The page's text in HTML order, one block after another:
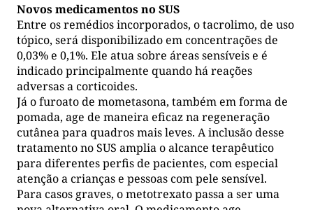
Novos medicamentos no SUS
Entre os remédios incorporados, o tacrolimo, de uso
tópico, será disponibilizado em concentrações de
0,03% e 0,1%. Ele atua sobre áreas sensíveis e é
indicado principalmente quando há reações
adversas a corticoides.
Já o furoato de mometasona, também em forma de
pomada, age de maneira eficaz na regeneração
cutânea para quadros mais leves. A inclusão desse
tratamento no SUS amplia o alcance terapêutico
para diferentes perfis de pacientes, com especial
atenção a crianças e pessoas com pele sensível.
Para casos graves, o metotrexato passa a ser uma